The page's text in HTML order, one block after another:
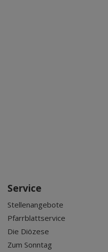
Service
Stellenangebote
Pfarrblattservice
Die Diözese
Zum Sonntag